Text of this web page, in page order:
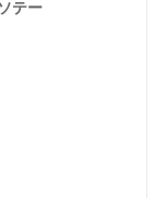
テー